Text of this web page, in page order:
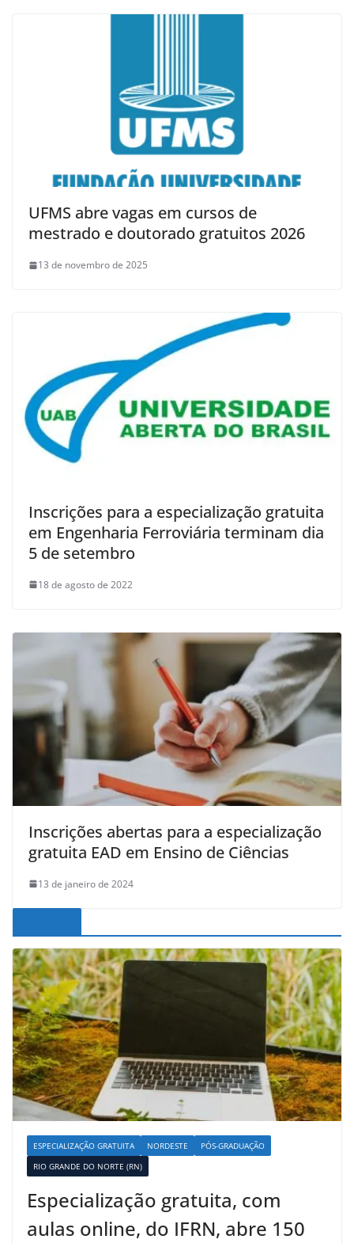
UFMS abre vagas em cursos de
mestrado e doutorado gratuitos 2026
13 de novembro de 2025
Inscrições para a especialização gratuita
em Engenharia Ferroviária terminam dia
5 de setembro
18 de agosto de 2022
Inscrições abertas para a especialização
gratuita EAD em Ensino de Ciências
13 de janeiro de 2024
ESPECIALIZAÇÃO GRATUITA NORDESTE
PÓS-GRADUAÇÃO
RIO GRANDE DO NORTE (RN)
Especialização gratuita, com
aulas online, do IFRN, abre 150